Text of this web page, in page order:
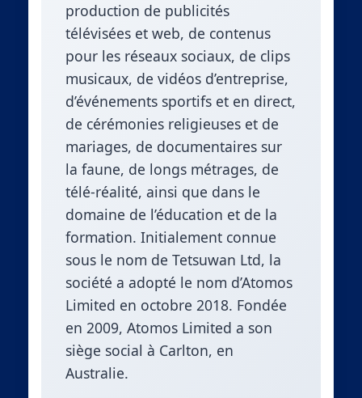
production de publicités
télévisées et web, de contenus
pour les réseaux sociaux, de clips
musicaux, de vidéos d’entreprise,
d’événements sportifs et en direct,
de cérémonies religieuses et de
mariages, de documentaires sur
la faune, de longs métrages, de
télé-réalité, ainsi que dans le
domaine de l’éducation et de la
formation. Initialement connue
sous le nom de Tetsuwan Ltd, la
société a adopté le nom d’Atomos
Limited en octobre 2018. Fondée
en 2009, Atomos Limited a son
siège social à Carlton, en
Australie.